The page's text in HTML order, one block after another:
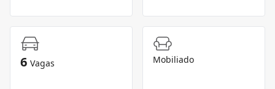
6 Vagas Mobiliado